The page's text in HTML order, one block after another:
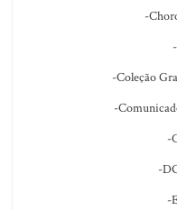
-
-Coleção
-
-
-
-